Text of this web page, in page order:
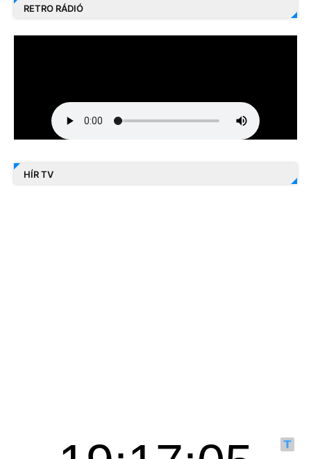
RETRO RÁDIÓ
HÍR TV